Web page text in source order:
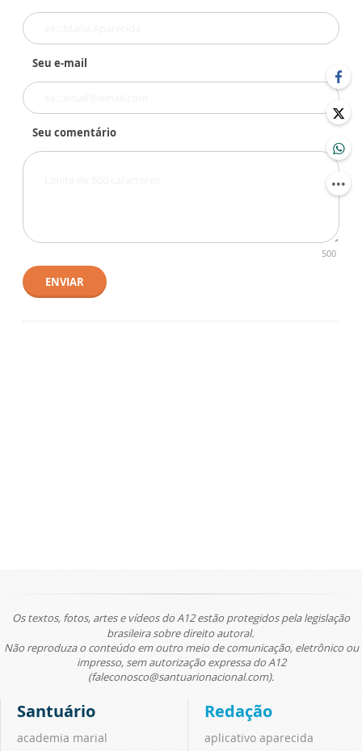
Seu e-mail
Seu comentário
500
ENVIAR
Os textos, fotos, artes e vídeos do A12 estão protegidos pela legislação
brasileira sobre direito autoral.
Não reproduza o conteúdo em outro meio de comunicação, eletrônico ou
impresso, sem autorização expressa do A12
(faleconosco@santuarionacional.com).
Santuário
academia marial
Redação
aplicativo aparecida